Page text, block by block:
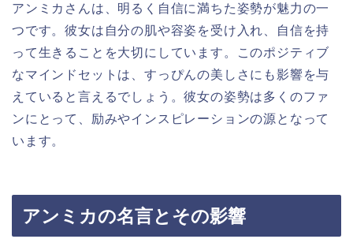
アンミカさんは、明るく自信に満ちた姿勢が魅力の一
つです。彼女は自分の肌や容姿を受け入れ、自信を持
って生きることを大切にしています。このポジティブ
なマインドセットは、すっぴんの美しさにも影響を与
えていると言えるでしょう。彼女の姿勢は多くのファ
ンにとって、励みやインスピレーションの源となって
います。
アンミカの名言とその影響